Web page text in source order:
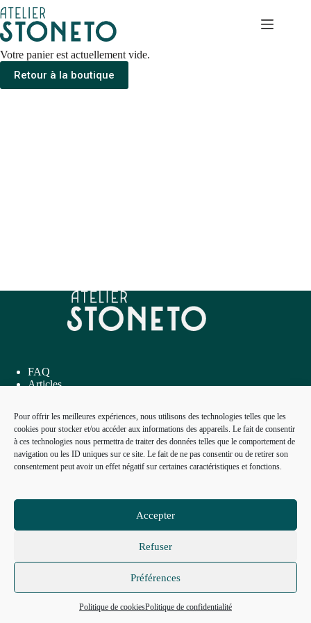
Pour offrir les meilleures expériences, nous utilisons des technologies telles que les
cookies pour stocker et/ou accéder aux informations des appareils. Le fait de consentir
à ces technologies nous permettra de traiter des données telles que le comportement de
navigation ou les ID uniques sur ce site. Le fait de ne pas consentir ou de retirer son
consentement peut avoir un effet négatif sur certaines caractéristiques et fonctions.
Accepter
Refuser
Préférences
Politique de cookiesPolitique de confidentialité
Passer
au
contenu
Votre panier est actuellement vide.
Retour à la boutique
FAQ
Articles
Mentions Légales
Politique de confidentialité
6 rue de la marine
Téléphone:07 54 36 37 28
contact@atelier-stoneto.com